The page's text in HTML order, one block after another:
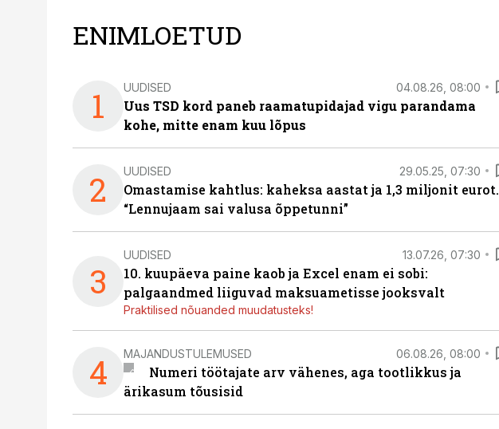
ENIMLOETUD
1 UUDISED 04.08.26, 08:00
Uus TSD kord paneb raamatupidajad vigu parandama
kohe, mitte enam kuu lõpus
2 UUDISED 29.05.25, 07:30
Omastamise kahtlus: kaheksa aastat ja 1,3 miljonit eurot.
“Lennujaam sai valusa õppetunni”
3
UUDISED 13.07.26, 07:30
10. kuupäeva paine kaob ja Excel enam ei sobi:
palgaandmed liiguvad maksuametisse jooksvalt
Praktilised nõuanded muudatusteks!
4 MAJANDUSTULEMUSED 06.08.26, 08:00
Numeri töötajate arv vähenes, aga tootlikkus ja
ärikasum tõusisid